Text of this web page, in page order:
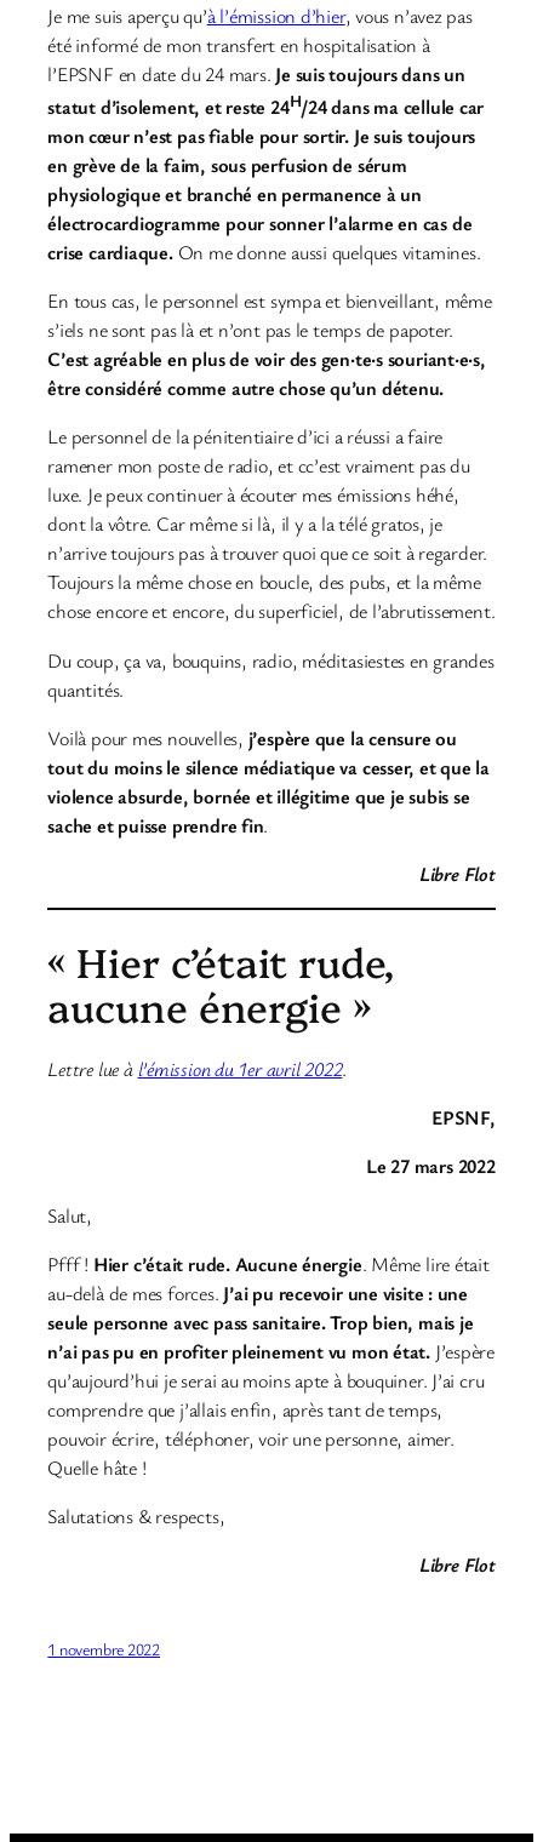
Je me suis aperçu qu’à l’émission d’hier, vous n’avez pas
été informé de mon transfert en hospitalisation à
l’EPSNF en date du 24 mars. Je suis toujours dans un
statut d’isolement, et reste 24H/24 dans ma cellule car
mon cœur n’est pas fiable pour sortir. Je suis toujours
en grève de la faim, sous perfusion de sérum
physiologique et branché en permanence à un
électrocardiogramme pour sonner l’alarme en cas de
crise cardiaque.On me donne aussi quelques vitamines.
En tous cas, le personnel est sympa et bienveillant, même
s’iels ne sont pas là et n’ont pas le temps de papoter.
C’est agréable en plus de voir des gen·te·s souriant·e·s,
être considéré comme autre chose qu’un détenu.
Le personnel de la pénitentiaire d’ici a réussi a faire
ramener mon poste de radio, et cc’est vraiment pas du
luxe. Je peux continuer à écouter mes émissions héhé,
dont la vôtre. Car même si là, il y a la télé gratos, je
n’arrive toujours pas à trouver quoi que ce soit à regarder.
Toujours la même chose en boucle, des pubs, et la même
chose encore et encore, du superficiel, de l’abrutissement.
Du coup, ça va, bouquins, radio, méditasiestes en grandes
quantités.
Voilà pour mes nouvelles, j’espère que la censure ou
tout du moins le silence médiatique va cesser, et que la
violence absurde, bornée et illégitime que je subis se
sache et puisse prendre fin.
Libre Flot
« Hier c’était rude,
aucune énergie »
Lettre lue à l’émission du 1er avril 2022.
EPSNF,
Le 27 mars 2022
Salut,
Pfff ! Hier c’était rude. Aucune énergie. Même lire était
au-delà de mes forces. J’ai pu recevoir une visite : une
seule personne avec pass sanitaire. Trop bien, mais je
n’ai pas pu en profiter pleinement vu mon état. J’espère
qu’aujourd’hui je serai au moins apte à bouquiner. J’ai cru
comprendre que j’allais enfin, après tant de temps,
pouvoir écrire, téléphoner, voir une personne, aimer.
Quelle hâte !
Salutations & respects,
Libre Flot
1 novembre 2022